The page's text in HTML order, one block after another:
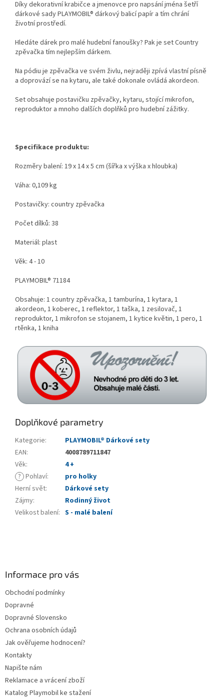
Díky dekorativní krabičce a jmenovce pro napsání jména šetří
dárkové sady PLAYMOBIL® dárkový balicí papír a tím chrání
životní prostředí.
Hledáte dárek pro malé hudební fanoušky? Pak je set Country
zpěvačka tím nejlepším dárkem.
Na pódiu je zpěvačka ve svém živlu, nejraději zpívá vlastní písně
a doprovází se na kytaru, ale také dokonale ovládá akordeon.
Set obsahuje postavičku zpěvačky, kytaru, stojící mikrofon,
reproduktor a mnoho dalších doplňků pro hudební zážitky.
Specifikace produktu:
Rozměry balení: 19 x 14 x 5 cm (šířka x výška x hloubka)
Váha: 0,109 kg
Postavičky: country zpěvačka
Počet dílků: 38
Materiál: plast
Věk: 4 - 10
PLAYMOBIL® 71184
Obsahuje: 1 country zpěvačka, 1 tamburína, 1 kytara, 1
akordeon, 1 koberec, 1 reflektor, 1 taška, 1 zesilovač, 1
reproduktor, 1 mikrofon se stojanem, 1 kytice květin, 1 pero, 1
rtěnka, 1 kniha
Doplňkové parametry
Kategorie:
PLAYMOBIL® Dárkové sety
EAN:
4008789711847
Věk:
4 +
? Pohlaví:
pro holky
Herní svět:
Dárkové sety
Zájmy:
Rodinný život
Velikost balení: S - malé balení
Informace pro vás
Obchodní podmínky
Dopravné
Dopravné Slovensko
Ochrana osobních údajů
Jak ověřujeme hodnocení?
Kontakty
Napište nám
Reklamace a vrácení zboží
Katalog Playmobil ke stažení